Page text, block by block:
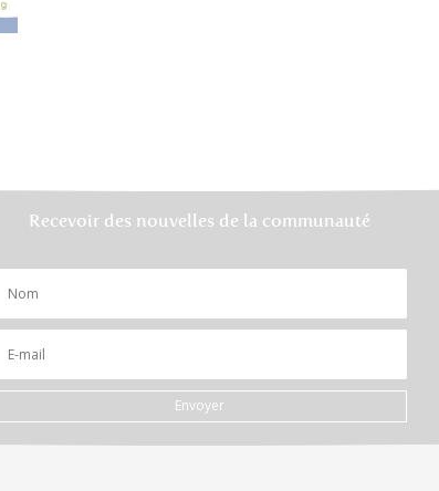
Recevoir des nouvelles de la communauté
Envoyer